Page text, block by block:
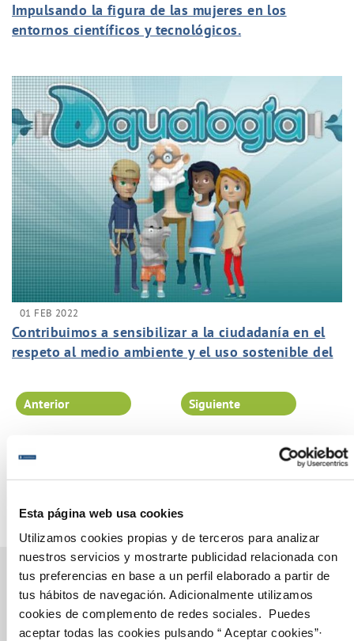
Esta página web usa cookies
Utilizamos cookies propias y de terceros para analizar
nuestros servicios y mostrarte publicidad relacionada con
tus preferencias en base a un perfil elaborado a partir de
tus hábitos de navegación. Adicionalmente utilizamos
cookies de complemento de redes sociales. Puedes
aceptar todas las cookies pulsando “ Aceptar cookies”·
Impulsando la figura de las mujeres en los
entornos científicos y tecnológicos.
01 FEB 2022
Contribuimos a sensibilizar a la ciudadanía en el
respeto al medio ambiente y el uso sostenible del
Página 36 de 102
Anterior Siguiente
Gestiones Online